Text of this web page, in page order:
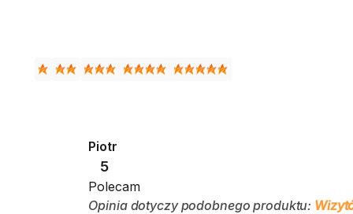
Piotr
5
Polecam
Opinia dotyczy podobnego produktu: